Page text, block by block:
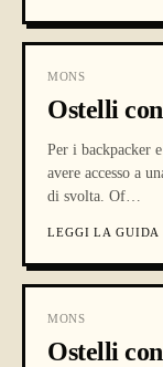
MONS
Ostelli
Per i backpacker
avere accesso a
di svolta. Of…
LEGGI LA GUIDA
MONS
Ostelli